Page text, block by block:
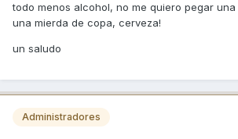
todo menos alcohol, no me quiero pegar
una mierda de copa, cerveza!
un saludo
Administradores